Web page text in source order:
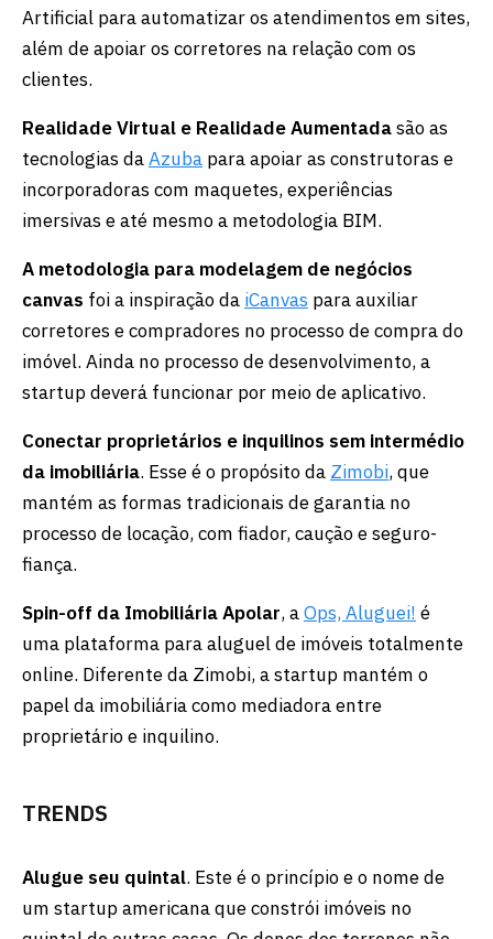
Artificial para automatizar os atendimentos em sites,
além de apoiar os corretores na relação com os
clientes.
Realidade Virtual e Realidade Aumentadasão as
tecnologias daAzuba para apoiar as construtoras e
incorporadoras com maquetes, experiências
imersivas e até mesmo a metodologia BIM.
A metodologia para modelagem de negócios
canvas foi a inspiração da iCanvas para auxiliar
corretores e compradores no processo de compra do
imóvel. Ainda no processo de desenvolvimento, a
startup deverá funcionar por meio de aplicativo.
Conectar proprietários e inquilinos sem intermédio
da imobiliária. Esse é o propósito da Zimobi, que
mantém as formas tradicionais de garantia no
processo de locação, com fiador, caução e seguro-
fiança.
Spin-off da Imobiliária Apolar, aOps, Aluguei! é
uma plataforma para aluguel de imóveis totalmente
online. Diferente da Zimobi, a startup mantém o
papel da imobiliária como mediadora entre
proprietário e inquilino.
TRENDS
Alugue seu quintal. Este é o princípio e o nome de
um startup americana que constrói imóveis no